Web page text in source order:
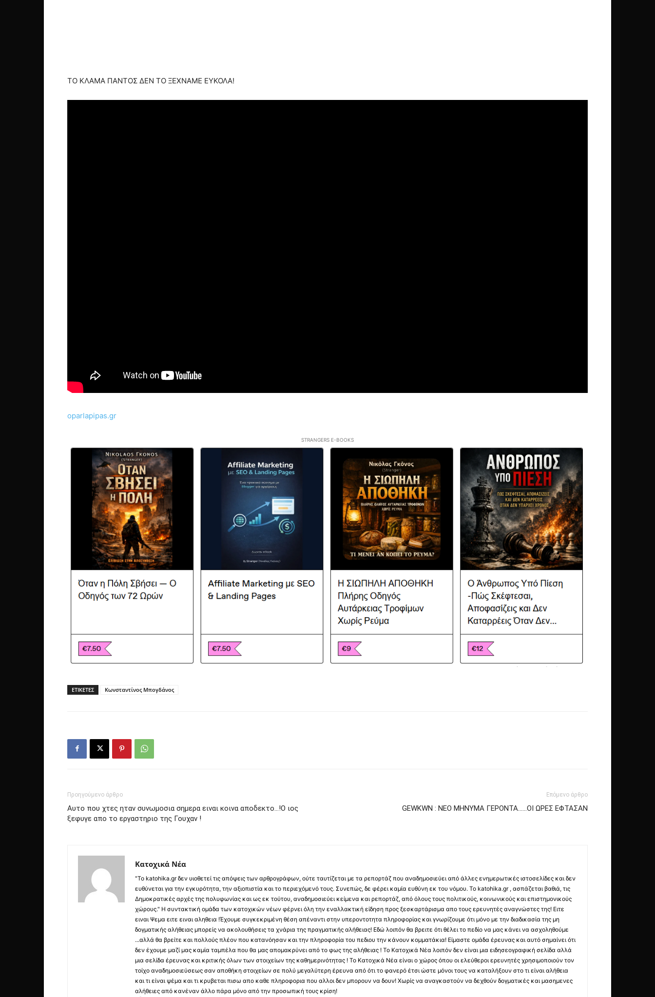
ΤΟ ΚΛΑΜΑ ΠΑΝΤΟΣ ΔΕΝ ΤΟ ΞΕΧΝΑΜΕ ΕΥΚΟΛΑ!
oparlapipas.gr
STRANGERS E-BOOKS
ΕΤΙΚΕΤΕΣ Κωνσταντίνος Μπογδάνος
Προηγούμενο άρθρο
Αυτο που χτες ηταν συνωμοσια σημερα ειναι κοινα αποδεκτο…!Ο ιος
ξεφυγε απο το εργαστηριο της Γουχαν !
Επόμενο άρθρο
GEWKWN : ΝΕΟ ΜΗΝΥΜΑ ΓΕΡΟΝΤΑ……ΟΙ ΩΡΕΣ ΕΦΤΑΣΑΝ
Κατοχικά Νέα
"Το katohika.gr δεν υιοθετεί τις απόψεις των αρθρογράφων, ούτε ταυτίζεται με τα ρεπορτάζ που αναδημοσιεύει από άλλες ενημερωτικές ιστοσελίδες και δεν
ευθύνεται για την εγκυρότητα, την αξιοπιστία και το περιεχόμενό τους. Συνεπώς, δε φέρει καμία ευθύνη εκ του νόμου. Το katohika.gr , ασπάζεται βαθιά, τις
Δημοκρατικές αρχές της πολυφωνίας και ως εκ τούτου, αναδημοσιεύει κείμενα και ρεπορτάζ, από όλους τους πολιτικούς, κοινωνικούς και επιστημονικούς
χώρους." Η συντακτική ομάδα των κατοχικών νέων φέρνει όλη την εναλλακτική είδηση προς ξεσκαρτάρισμα απο τους ερευνητές αναγνώστες της! Ειτε
ειναι Ψεμα ειτε ειναι αληθεια !Έχουμε συγκεκριμένη θέση απέναντι στην υπεροντοτητα πληροφορίας και γνωρίζουμε ότι μόνο με την διαδικασία της μη
δογματικής αλήθειας μπορείς να ακολουθήσεις τα χνάρια της πραγματικής αλήθειας! Εδώ λοιπόν θα βρειτε ότι θέλει το πεδίο να μας κάνει να ασχοληθούμε
...αλλά θα βρείτε και πολλούς πλέον που κατανόησαν και την πληροφορία του πεδιου την κάνουν κομματάκια! Είμαστε ομάδα έρευνας και αυτό σημαίνει ότι
δεν έχουμε μαζί μας καμία ταμπέλα που θα μας απομακρύνει από το φως της αλήθειας ! Το Κατοχικά Νέα λοιπόν δεν είναι μια ειδησεογραφική σελίδα αλλά
μια σελίδα έρευνας και κριτικής όλων των στοιχείων της καθημερινότητας ! Το Κατοχικά Νέα είναι ο χώρος όπου οι ελεύθεροι ερευνητές χρησιμοποιούν τον
τοίχο αναδημοσιεύσεως σαν αποθήκη στοιχείων σε πολύ μεγαλύτερη έρευνα από ότι το φανερό έτσι ώστε μόνοι τους να καταλήξουν στο τι είναι αλήθεια
και τι είναι ψέμα και τι κρυβεται πισω απο καθε πληροφορια που αλλοι δεν μπορουν να δουν! Χωρίς να αναγκαστούν να δεχθούν δογματικές και μασημενες
αλήθειες από κανέναν άλλο πάρα μόνο από την προσωπική τους κρίση!